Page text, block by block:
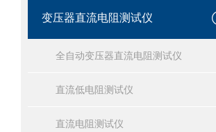
变压器直流电阻测试仪
全自动变压器直流电阻测试仪
直流低电阻测试仪
直流电阻测试仪